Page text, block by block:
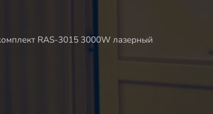
RAS-3015 3000W лазерный